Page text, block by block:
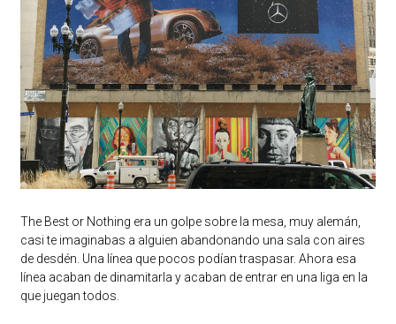
The Best or Nothing era un golpe sobre la mesa, muy alemán,
casi te imaginabas a alguien abandonando una sala con aires
de desdén. Una línea que pocos podían traspasar. Ahora esa
línea acaban de dinamitarla y acaban de entrar en una liga en la
que juegan todos.